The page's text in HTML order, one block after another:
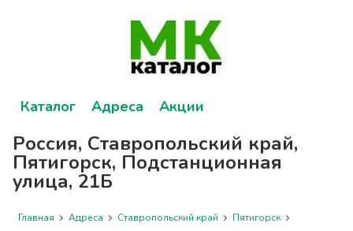
Каталог Адреса Акции
Россия, Ставропольский край,
Пятигорск, Подстанционная
улица, 21Б
Главная Адреса Ставропольский край
Пятигорск